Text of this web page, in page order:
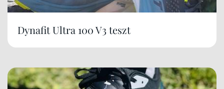
Dynafit Ultra 100 V3 teszt